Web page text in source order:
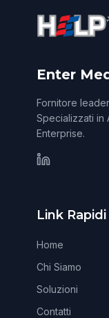
Enter
Fornitore
Specializzati in
Enterprise.
Link Rapidi
Home
Chi Siamo
Soluzioni
Contatti